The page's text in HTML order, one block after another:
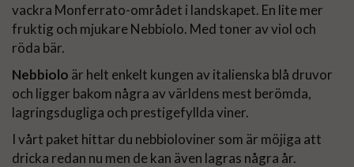
vackra Monferrato-området i landskapet. En lite mer
fruktig och mjukare Nebbiolo. Med toner av viol och
röda bär.
Nebbiolo är helt enkelt kungen av italienska blå druvor
och ligger bakom några av världens mest berömda,
lagringsdugliga och prestigefyllda viner.
I vårt paket hittar du nebbioloviner som är möjiga att
dricka redan nu men de kan även lagras några år.